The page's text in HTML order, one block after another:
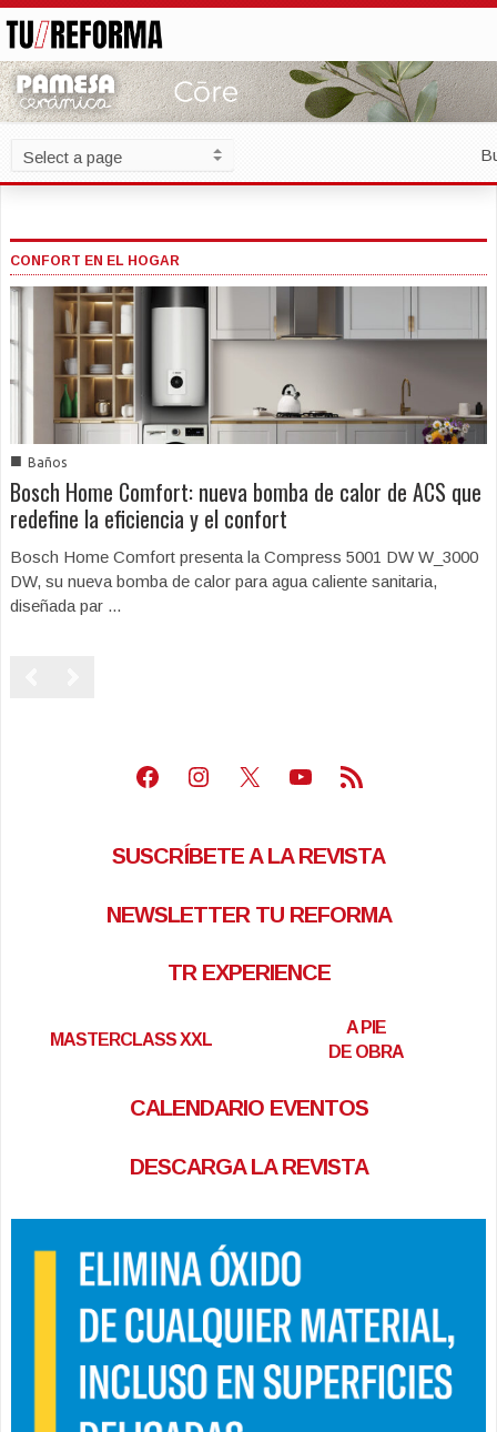
CONFORT EN EL HOGAR
■ Baños
Bosch Home Comfort: nueva bomba de calor de ACS que
redefine la eficiencia y el confort
Bosch Home Comfort presenta la Compress 5001 DW W_3000
DW, su nueva bomba de calor para agua caliente sanitaria,
diseñada par ...
Facebook
Instagram
X Youtube
Feed RSS
SUSCRÍBETE A LA REVISTA
NEWSLETTER TU REFORMA
TR EXPERIENCE
MASTERCLASS XXL
A PIE
DE OBRA
CALENDARIO EVENTOS
DESCARGA LA REVISTA